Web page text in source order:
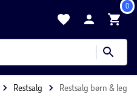
0
Restsalg Restsalg børn & leg